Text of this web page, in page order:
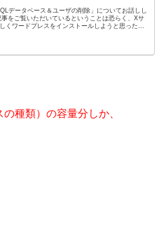
データベース＆ユーザの削除」についてお話しし
をご覧いただいているということは恐らく、Xサ
くワードプレスをインストールしようと思ったら
種類）の容量分しか、